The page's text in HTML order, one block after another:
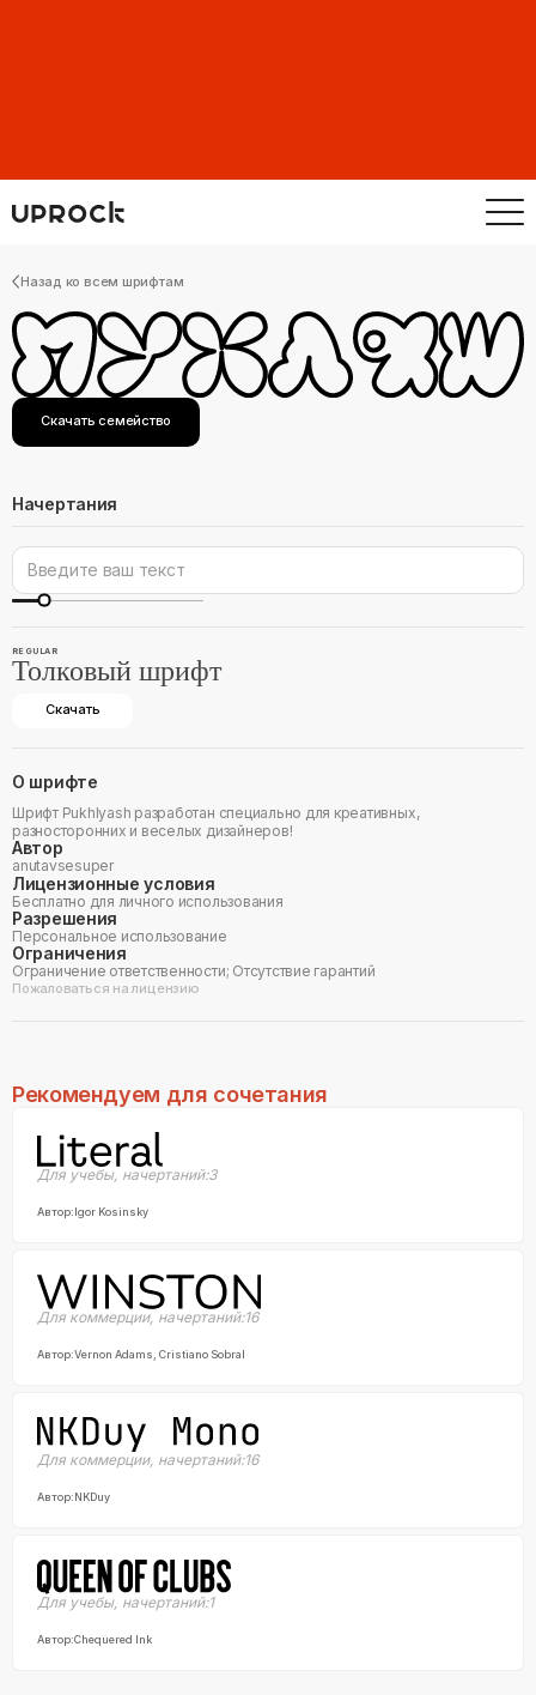
Назад ко всем шрифтам
Скачать семейство
Начертания
REGULAR
Толковый шрифт
Скачать
О шрифте
Шрифт Pukhlyash разработан специально для креативных,
разносторонних и веселых дизайнеров!
Автор
anutavsesuper ᠌
Лицензионные условия
Бесплатно для личного использования
Разрешения
Персональное использование
Ограничения
Ограничение ответственности; Отсутствие гарантий
Пожаловаться на лицензию
Рекомендуем для сочетания
Для учебы, начертаний:3
Автор:Igor Kosinsky
Для коммерции, начертаний:16
Автор:Vernon Adams, Cristiano Sobral
Для коммерции, начертаний:16
Автор:NKDuy
Для учебы, начертаний:1
Автор:Chequered Ink